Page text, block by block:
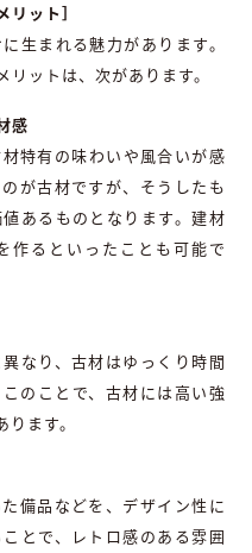
リット］
生まれる魅力があります。
ットは、次があります。
感
特有の味わいや風合いが感
が古材ですが、そうしたも
あるものとなります。建材
作るといったことも可能で
なり、古材はゆっくり時間
のことで、古材には高い強
ます。
備品などを、デザイン性に
とで、レトロ感のある雰囲